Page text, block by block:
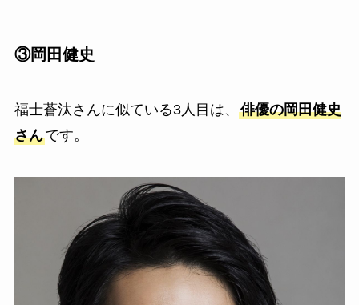
③岡田健史
福士蒼汰さんに似ている3人目は、 俳優の岡田健史
さんです。